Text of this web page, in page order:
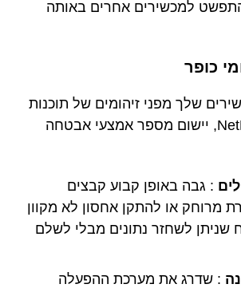
למכשירים אחרים באותה
כופר
שלך מפני זיהומים של תוכנות
כופר כמו NetForceZ, יישום מספר אמצעי אבטחה
: גבה באופן קבוע קבצים
מרוחק או להתקן אחסון לא מקוון
שניתן לשחזר נתונים מבלי לשלם
: שדרג את מערכת ההפעלה